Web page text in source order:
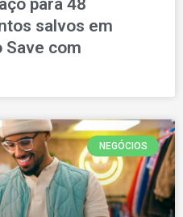
salvos em
Save com
NEGÓCIOS